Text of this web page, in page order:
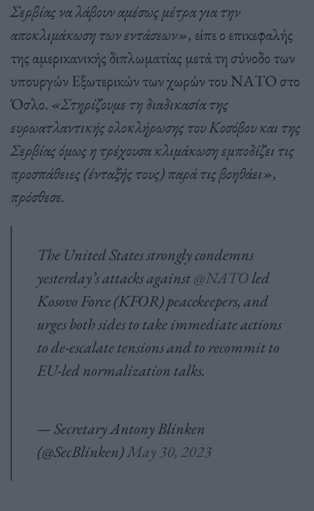
Σερβίας να λάβουν αμέσως μέτρα για την
αποκλιμάκωση των εντάσεων», είπε ο επικεφαλής
της αμερικανικής διπλωματίας μετά τη σύνοδο των
υπουργών Εξωτερικών των χωρών του ΝΑΤΟ στο
Όσλο. «Στηρίζουμε τη διαδικασία της
ευρωατλαντικής ολοκλήρωσης του Κοσόβου και της
Σερβίας όμως η τρέχουσα κλιμάκωση εμποδίζει τις
προσπάθειες (ένταξής τους) παρά τις βοηθάει»,
πρόσθεσε.
The United States strongly condemns
yesterday’s attacks against@NATOled
Kosovo Force (KFOR) peacekeepers, and
urges both sides to take immediate actions
to de-escalate tensions and to recommit to
EU-led normalization talks.
— Secretary Antony Blinken
(@SecBlinken)May 30, 2023